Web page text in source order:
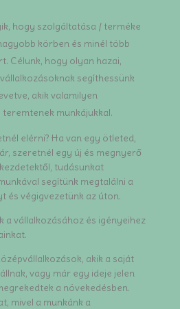
hogy szolgáltatása / terméke
körben és minél több
Célunk, hogy olyan hazai,
segíthessünk
akik valamilyen
munkájukkal.
elérni? Ha van egy ötleted,
szeretnél egy új és megnyerő
tudásunkat
segítünk megtalálni a
és végigvezetünk az úton.
a vállalkozásához és igényeihez
akik a saját
vagy már egy ideje jelen
a növekedésben.
mivel a munkánk a